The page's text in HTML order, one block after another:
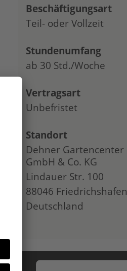
Beschäftigungsart
Teil- oder Vollzeit
Stundenumfang
ab 30 Std./Woche
Vertragsart
Unbefristet
Standort
Dehner Gartencenter
GmbH & Co. KG
Lindauer Str. 100
88046 Friedrichshafen
Deutschland